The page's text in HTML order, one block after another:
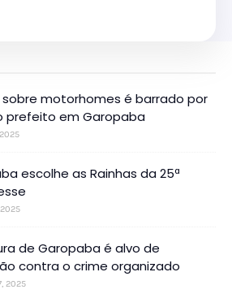
motorhomes é barrado por
prefeito em Garopaba
escolhe as Rainhas da 25ª
de Garopaba é alvo de
contra o crime organizado
2025